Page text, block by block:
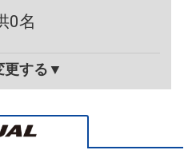
0名
更する▼